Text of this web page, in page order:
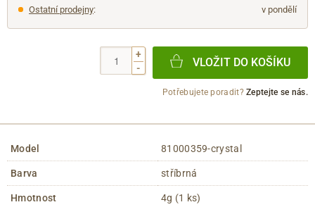
Ostatní prodejny: v pondělí
+
-
VLOŽIT DO KOŠÍKU
Potřebujete poradit?Zeptejte se nás.
Model 81000359-crystal
Barva stříbrná
Hmotnost 4g (1 ks)